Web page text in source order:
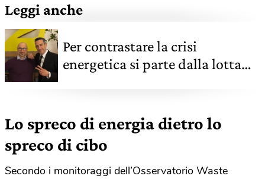
Leggi anche
Per contrastare la crisi
energetica si parte dalla lotta
Lo spreco di energia dietro lo
spreco di cibo
Secondo i monitoraggi dell’Osservatorio Waste